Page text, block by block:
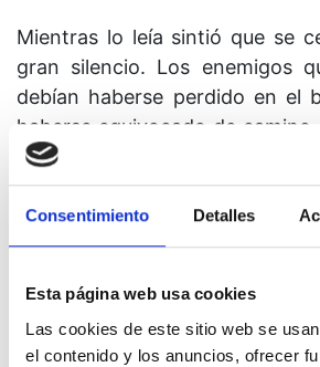
Consentimiento Detalles
Esta página web usa cookies
Las cookies de este sitio web se
el contenido y los anuncios, ofrecer
Mientras lo leía sintió que se
gran silencio. Los enemigos
debían haberse perdido en el
haberse equivocado de
que poco a poco dejó de
caballos. El rey se sentía
agradecido tanto al sirviente
desconocido. Aquellas
anillo, reunió a sus ejércitos
reino.